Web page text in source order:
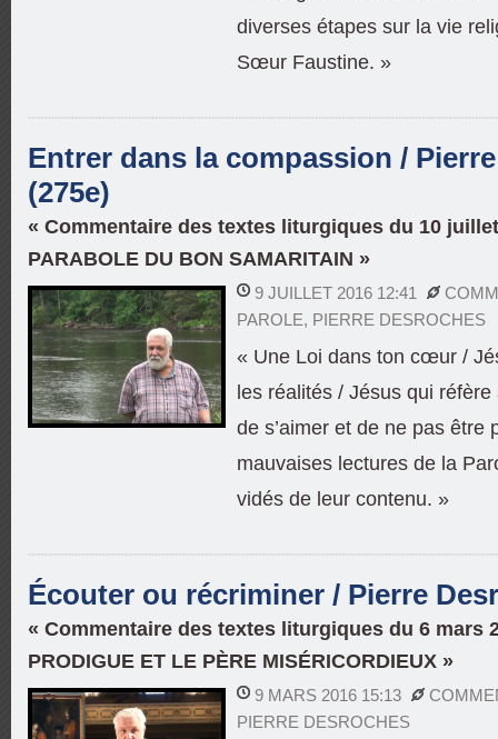
diverses étapes sur la vie
Sœur Faustine. »
Entrer dans la compassion /
(275e)
« Commentaire des textes liturgiques du 10
PARABOLE DU BON SAMARITAIN »
9 JUILLET 2016 12:41
PAROLE, PIERRE DESROCHES
« Une Loi dans ton cœur /
les réalités / Jésus qui
de s’aimer et de ne pas être
mauvaises lectures de la
vidés de leur contenu. »
Écouter ou récriminer / Pierre
« Commentaire des textes liturgiques du 6 mars
PRODIGUE ET LE PÈRE MISÉRICORDIEUX »
9 MARS 2016 15:13
PIERRE DESROCHES